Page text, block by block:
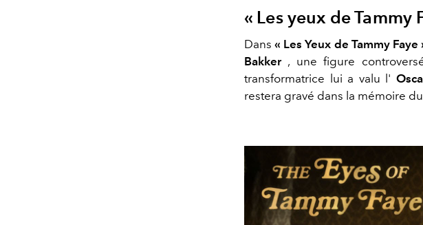
« Les yeux de Tammy
Dans« Les Yeux de Tammy Faye
Bakker, une figure
transformatrice lui a valu l'
restera gravé dans la mémoire